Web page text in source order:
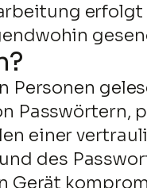
Personen
Passwörtern,
einer
des
Gerät